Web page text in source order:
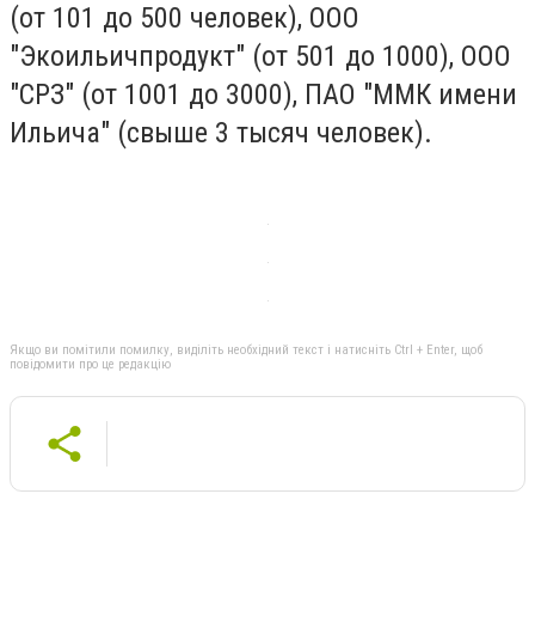
(от 101 до 500 человек), ООО
"Экоильичпродукт" (от 501 до 1000), ООО
"СРЗ" (от 1001 до 3000), ПАО "ММК имени
Ильича" (свыше 3 тысяч человек).
Якщо ви помітили помилку, виділіть необхідний текст і натисніть Ctrl + Enter, щоб
повідомити про це редакцію